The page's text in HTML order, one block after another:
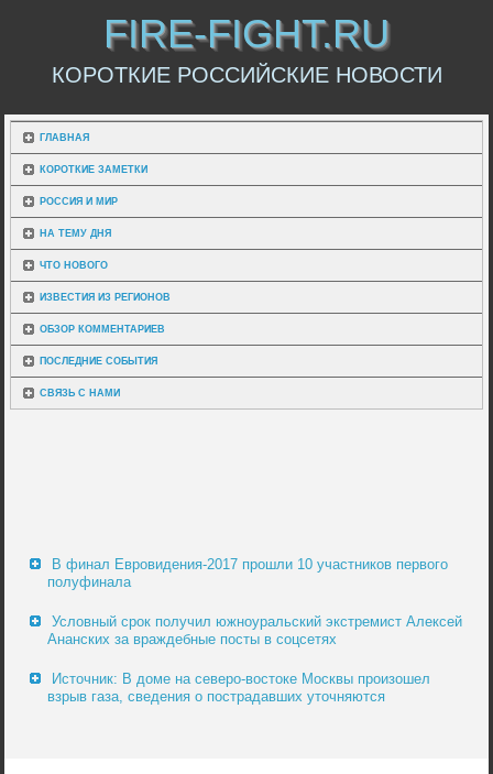
FIRE-FIGHT.RU
КОРОТКИЕ РОССИЙСКИЕ НОВОСТИ
ГЛАВНАЯ
КОРОТКИЕ ЗАМЕТКИ
РОССИЯ И МИР
НА ТЕМУ ДНЯ
ЧТО НОВОГО
ИЗВЕСТИЯ ИЗ РЕГИОНОВ
ОБЗОР КОММЕНТАРИЕВ
ПОСЛЕДНИЕ СОБЫТИЯ
СВЯЗЬ С НАМИ
В финал Евровидения-2017 прошли 10 участников первого
полуфинала
Условный срок получил южноуральский экстремист Алексей
Ананских за враждебные посты в соцсетях
Источник: В доме на северо-востоке Москвы произошел
взрыв газа, сведения о пострадавших уточняются